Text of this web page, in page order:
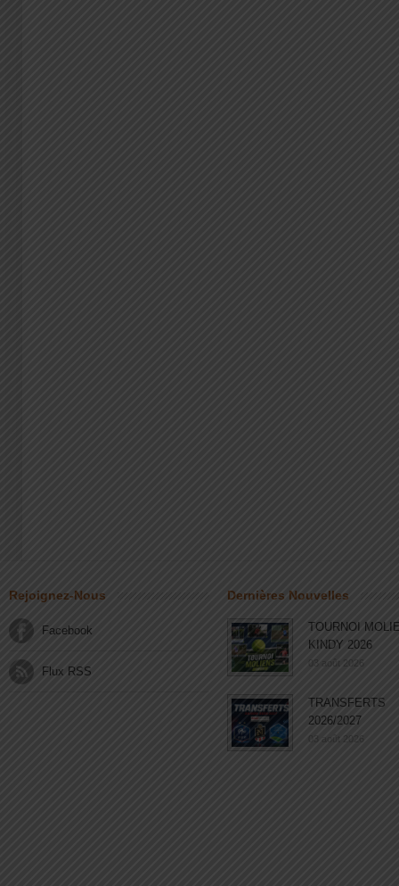
Rejoignez-Nous
Facebook
Flux RSS
Dernières Nouvelles
TOURNOI
KINDY 2026
03 août 2026
TRANSFERTS
2026/2027
03 août 2026